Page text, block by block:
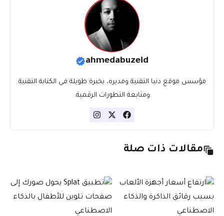
ahmedabuzeid
مؤسس موقع دنيا التقنية ومديره، بخبرة طويلة في الكتابة التقنية
ومتابعة التطورات الرقمية.
مقالات ذات صلة